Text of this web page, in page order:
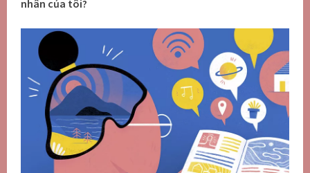
nhân của tôi?